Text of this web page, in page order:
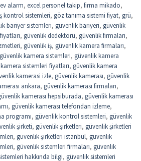
ev alarm, excel personel takip, firma mikado,
kontrol sistemleri, göz tanıma sistemi fiyat, grü,
bariyer sistemleri, güvenlik bariyeri, güvenlik
, güvenlik dedektörü, güvenlik firmaları,
, güvenlik iş, güvenlik kamera firmaları,
güvenlik kamera sistemleri, güvenlik kamera
sistemleri fiyatları, güvenlik kamera
kamerasi izle, güvenlik kamerası, güvenlik
ankara, güvenlik kamerası firmaları,
kamerası hepsiburada, güvenlik kamerası
, güvenlik kamerası telefondan izleme,
programı, güvenlik kontrol sistemleri, güvenlik
şirketi, güvenlik şirketleri, güvenlik şirketleri
, güvenlik şirketleri istanbul, güvenlik
, güvenlik sistemleri firmaları, güvenlik
hakkında bilgi, güvenlik sistemleri